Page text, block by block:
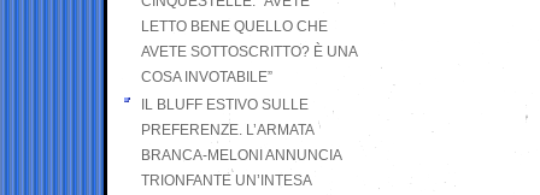
LETTO BENE QUELLO CHE
AVETE SOTTOSCRITTO? È UNA
COSA INVOTABILE”
IL BLUFF ESTIVO SULLE
PREFERENZE. L’ARMATA
BRANCA-MELONI ANNUNCIA
TRIONFANTE UN’INTESA